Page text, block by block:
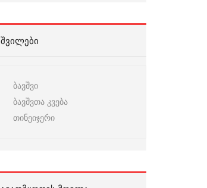
ᲨᲕᲘᲚᲔᲑᲘ
ბავშვი
ბავშვთა კვება
თინეიჯერი